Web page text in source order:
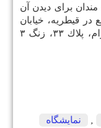
مندان برای دیدن آن
نگر واقع در قیطریه، خیابان
روشنایی، ضلع جنوبی پارك قیطریه، كوچه دلارام، پلاك ۳۳، زنگ ۳
, نمایشگاه